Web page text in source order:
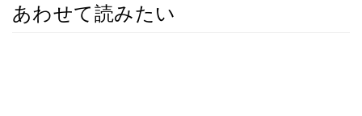
あわせて読みたい